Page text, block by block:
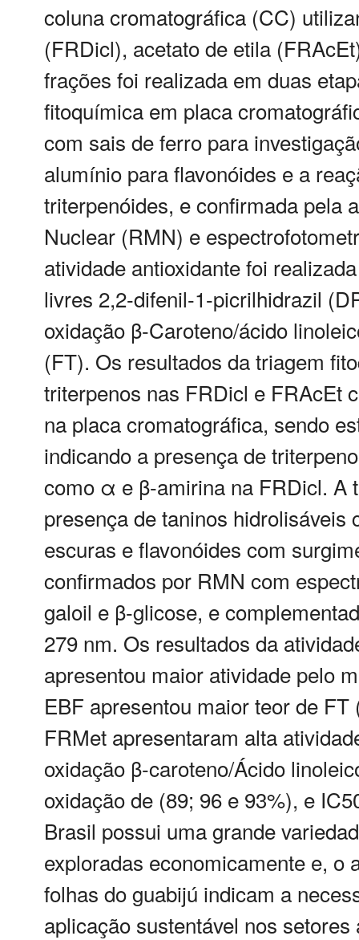
coluna cromatográfica (CC)
(FRDicl), acetato de etila
frações foi realizada em duas
fitoquímica em placa
com sais de ferro para
alumínio para flavonóides e a
triterpenóides, e confirmada pela
Nuclear (RMN) e
atividade antioxidante foi
livres 2,2-difenil-1-picrilhidrazil
oxidação β-Caroteno/ácido
(FT). Os resultados da triagem
triterpenos nas FRDicl e FRAcEt
na placa cromatográfica, sendo
indicando a presença de
como α e β-amirina na FRDicl. A
presença de taninos
escuras e flavonóides com
confirmados por RMN com
galoil e β-glicose, e
279 nm. Os resultados da
apresentou maior atividade pelo
EBF apresentou maior teor de
FRMet apresentaram alta
oxidação β-caroteno/Ácido
oxidação de (89; 96 e 93%), e
Brasil possui uma grande
exploradas economicamente e, o
folhas do guabijú indicam a
aplicação sustentável nos